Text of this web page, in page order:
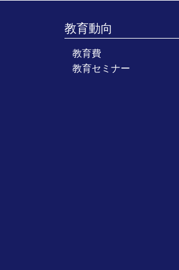
教育動向
教育費
教育セミナー